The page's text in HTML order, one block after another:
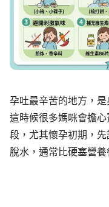
孕吐最辛苦的地方，
這時候很多媽咪會擔
段，尤其懷孕初期，
脫水，通常比硬塞營養